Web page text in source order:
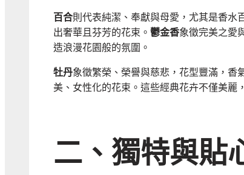
百合則代表純潔、奉獻與母愛，尤其是香
出奢華且芬芳的花束。 鬱金香象徵完美之愛
造浪漫花園般的氛圍。
牡丹象徵繁榮、榮譽與慈悲，花型豐滿，
美、女性化的花束。這些經典花卉不僅美麗
二、獨特與貼